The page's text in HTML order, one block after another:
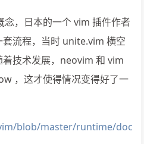
，日本的一个 vim 插件作者
流程，当时 unite.vim 横空
技术发展，neovim 和 vim
，这才使得情况变得好了一
blob/master/runtime/doc